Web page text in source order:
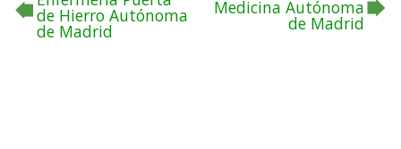
de Hierro Autónoma
de Madrid
Medicina Autónoma
de Madrid